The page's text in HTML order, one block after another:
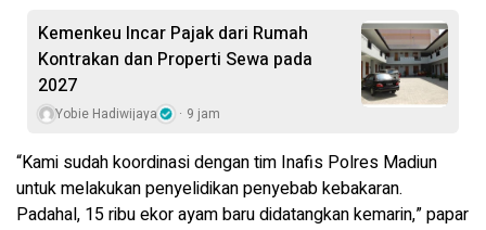
Kemenkeu Incar Pajak dari Rumah
Kontrakan dan Properti Sewa pada
2027
Yobie Hadiwijaya 9 jam
“Kami sudah koordinasi dengan tim Inafis Polres Madiun
untuk melakukan penyelidikan penyebab kebakaran.
Padahal, 15 ribu ekor ayam baru didatangkan kemarin,” papar